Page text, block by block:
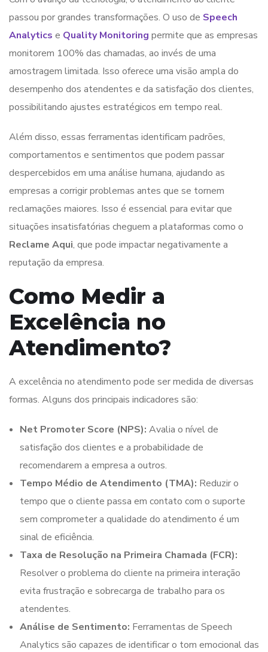
passou por grandes transformações. O uso de Speech
Analytics e Quality Monitoring permite que as empresas
monitorem 100% das chamadas, ao invés de uma
amostragem limitada. Isso oferece uma visão ampla do
desempenho dos atendentes e da satisfação dos clientes,
possibilitando ajustes estratégicos em tempo real.
Além disso, essas ferramentas identificam padrões,
comportamentos e sentimentos que podem passar
despercebidos em uma análise humana, ajudando as
empresas a corrigir problemas antes que se tornem
reclamações maiores. Isso é essencial para evitar que
situações insatisfatórias cheguem a plataformas como o
Reclame Aqui, que pode impactar negativamente a
reputação da empresa.
Como Medir a
Excelência no
Atendimento?
A excelência no atendimento pode ser medida de diversas
formas. Alguns dos principais indicadores são:
Net Promoter Score (NPS): Avalia o nível de
satisfação dos clientes e a probabilidade de
recomendarem a empresa a outros.
Tempo Médio de Atendimento (TMA): Reduzir o
tempo que o cliente passa em contato com o suporte
sem comprometer a qualidade do atendimento é um
sinal de eficiência.
Taxa de Resolução na Primeira Chamada (FCR):
Resolver o problema do cliente na primeira interação
evita frustração e sobrecarga de trabalho para os
atendentes.
Análise de Sentimento: Ferramentas de Speech
Analytics são capazes de identificar o tom emocional das